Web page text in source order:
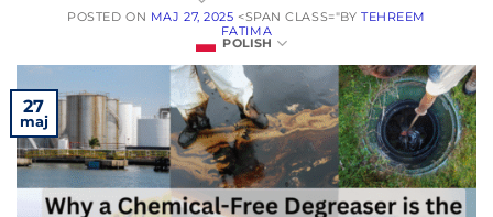
POLISH
POSTED ON MAJ 27, 2025 <SPAN CLASS="BY TEHREEM
FATIMA
27
maj